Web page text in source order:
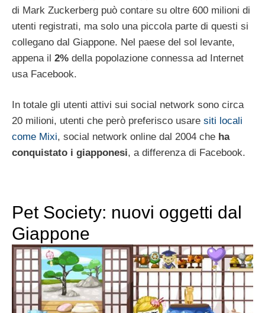
di Mark Zuckerberg può contare su oltre 600 milioni di
utenti registrati, ma solo una piccola parte di questi si
collegano dal Giappone. Nel paese del sol levante,
appena il 2% della popolazione connessa ad Internet
usa Facebook.
In totale gli utenti attivi sui social network sono circa
20 milioni, utenti che però preferisco usare siti locali
come Mixi, social network online dal 2004 che ha
conquistato i giapponesi, a differenza di Facebook.
Pet Society: nuovi oggetti dal
Giappone